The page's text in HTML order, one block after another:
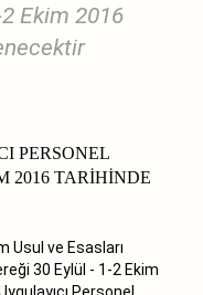
Ekim 2016
PERSONEL
2016 TARİHİNDE
Usul ve Esasları
30 Eylül - 1-2 Ekim